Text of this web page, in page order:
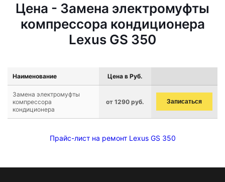
Цена - Замена электромуфты
компрессора кондиционера
Lexus GS 350
Наименование Цена в Руб.
Замена электромуфты
компрессора
кондиционера
от 1290 руб. Записаться
Прайс-лист на ремонт Lexus GS 350